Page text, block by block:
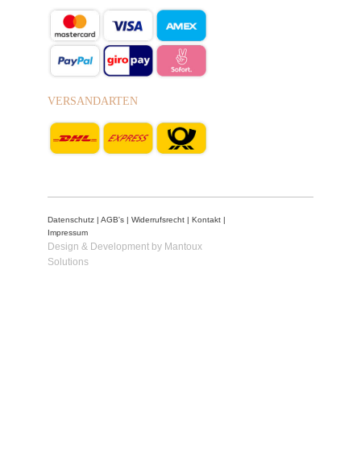
VERSANDARTEN
Datenschutz AGB's Widerrufsrecht Kontakt
Impressum
Design & Development by Mantoux
Solutions